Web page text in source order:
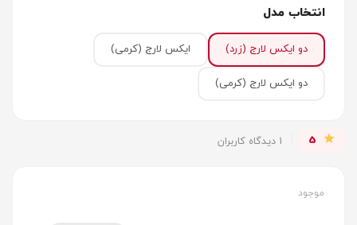
انتخاب مدل
دو ایکس لارج (زرد) ایکس لارج (کرمی)
دو ایکس لارج (کرمی)
1 دیدگاه کاربران
موجود